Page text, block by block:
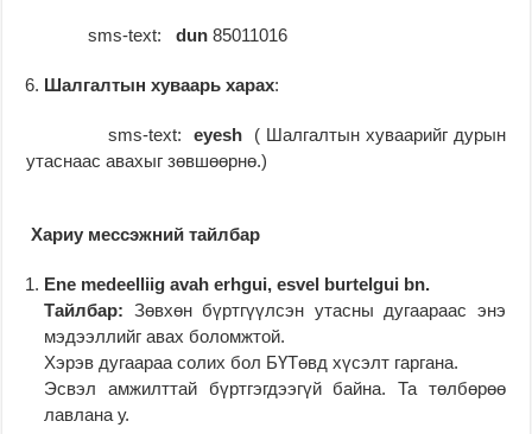
sms-text:dun 85011016
Шалгалтын хуваарь харах:
sms-text:eyesh ( Шалгалтын хуваарийг дурын
утаснаас авахыг зөвшөөрнө.)
Хариу мессэжний тайлбар
Ene medeelliig avah erhgui, esvel burtelgui bn.
Тайлбар: Зөвхөн бүртгүүлсэн утасны дугаараас энэ
мэдээллийг авах боломжтой.
Хэрэв дугаараа солих бол БҮТөвд хүсэлт гаргана.
Эсвэл амжилттай бүртгэгдээгүй байна. Та төлбөрөө
лавлана у.